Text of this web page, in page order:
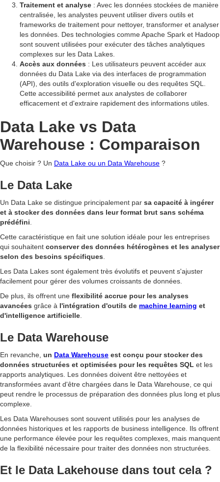
Traitement et analyse : Avec les données stockées de manière
centralisée, les analystes peuvent utiliser divers outils et
frameworks de traitement pour nettoyer, transformer et analyser
les données. Des technologies comme Apache Spark et Hadoop
sont souvent utilisées pour exécuter des tâches analytiques
complexes sur les Data Lakes.
Accès aux données : Les utilisateurs peuvent accéder aux
données du Data Lake via des interfaces de programmation
(API), des outils d'exploration visuelle ou des requêtes SQL.
Cette accessibilité permet aux analystes de collaborer
efficacement et d'extraire rapidement des informations utiles.
Data Lake vs Data
Warehouse : Comparaison
Que choisir ? Un Data Lake ou un Data Warehouse ?
Le Data Lake
Un Data Lake se distingue principalement par sa capacité à ingérer
et à stocker des données dans leur format brut sans schéma
prédéfini
Cette caractéristique en fait une solution idéale pour les entreprises
qui souhaitent conserver des données hétérogènes et les analyser
selon des besoins spécifiques
Les Data Lakes sont également très évolutifs et peuvent s'ajuster
facilement pour gérer des volumes croissants de données.
De plus, ils offrent une flexibilité accrue pour les analyses
avancées grâce à l'intégration d'outils de machine learning et
d'intelligence artificielle
Le Data Warehouse
En revanche, un Data Warehouse est conçu pour stocker des
données structurées et optimisées pour les requêtes SQL et les
rapports analytiques. Les données doivent être nettoyées et
transformées avant d'être chargées dans le Data Warehouse, ce qui
peut rendre le processus de préparation des données plus long et plus
complexe.
Les Data Warehouses sont souvent utilisés pour les analyses de
données historiques et les rapports de business intelligence. Ils offrent
une performance élevée pour les requêtes complexes, mais manquent
de la flexibilité nécessaire pour traiter des données non structurées.
Et le Data Lakehouse dans tout cela ?